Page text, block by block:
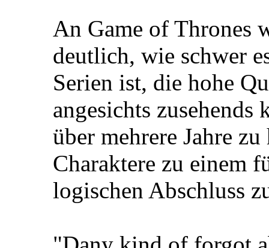
An Game of Thrones
deutlich, wie schwer
Serien ist, die hohe
angesichts
über mehrere Jahre
Charaktere zu einem
logischen Abschluss